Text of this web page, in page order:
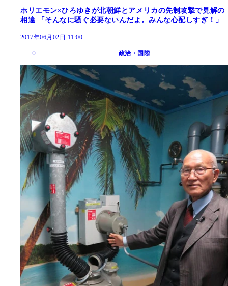
ホリエモン×ひろゆきが北朝鮮とアメリカの先制攻撃で見解の
相違 「そんなに騒ぐ必要ないんだよ。みんな心配しすぎ！」
2017年06月02日 11:00
政治・国際